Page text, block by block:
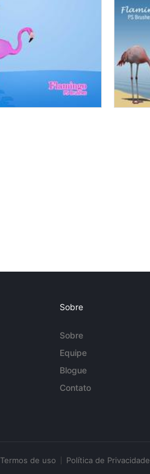
Sobre
Sobre
Equipe
Blogue
Contato
Termos de uso Política de Privacidade